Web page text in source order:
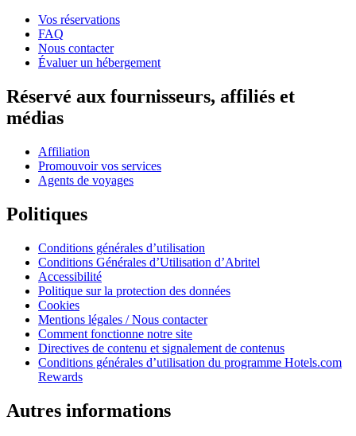
Vos réservations
FAQ
Nous contacter
Évaluer un hébergement
Réservé aux fournisseurs, affiliés et
médias
Affiliation
Promouvoir vos services
Agents de voyages
Politiques
Conditions générales d’utilisation
Conditions Générales d’Utilisation d’Abritel
Accessibilité
Politique sur la protection des données
Cookies
Mentions légales / Nous contacter
Comment fonctionne notre site
Directives de contenu et signalement de contenus
Conditions générales d’utilisation du programme Hotels.com
Rewards
Autres informations